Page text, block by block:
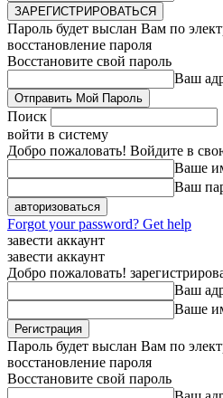
Пароль будет выслан Вам по
восстановление пароля
Восстановите свой пароль
Ваш
Поиск
войти в систему
Добро пожаловать! Войдите в
Ваше
Ваш
Forgot your password? Get help
завести аккаунт
завести аккаунт
Добро пожаловать!
Ваш
Ваше
Пароль будет выслан Вам по
восстановление пароля
Восстановите свой пароль